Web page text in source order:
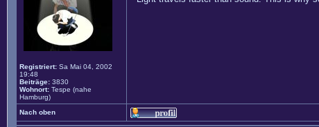
Registriert: Sa Mai 04, 2002
19:48
Beiträge: 3830
Wohnort: Tespe (nahe
Hamburg)
Nach oben